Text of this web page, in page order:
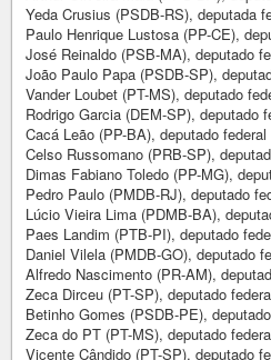
Yeda Crusius (PSDB-RS), deputada
Paulo Henrique Lustosa (PP-CE),
José Reinaldo (PSB-MA), deputado
João Paulo Papa (PSDB-SP),
Vander Loubet (PT-MS), deputado
Rodrigo Garcia (DEM-SP), deputado
Cacá Leão (PP-BA), deputado federal
Celso Russomano (PRB-SP),
Dimas Fabiano Toledo (PP-MG),
Pedro Paulo (PMDB-RJ), deputado
Lúcio Vieira Lima (PDMB-BA),
Paes Landim (PTB-PI), deputado
Daniel Vilela (PMDB-GO), deputado
Alfredo Nascimento (PR-AM),
Zeca Dirceu (PT-SP), deputado
Betinho Gomes (PSDB-PE),
Zeca do PT (PT-MS), deputado
Vicente Cândido (PT-SP), deputado